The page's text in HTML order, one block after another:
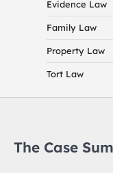
Evidence Law
Family Law
Property Law
Tort Law
The Case